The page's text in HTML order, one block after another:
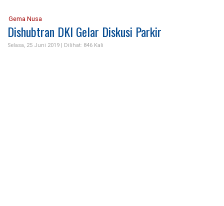
Gema Nusa
Dishubtran DKI Gelar Diskusi Parkir
Selasa, 25 Juni 2019 | Dilihat: 846 Kali